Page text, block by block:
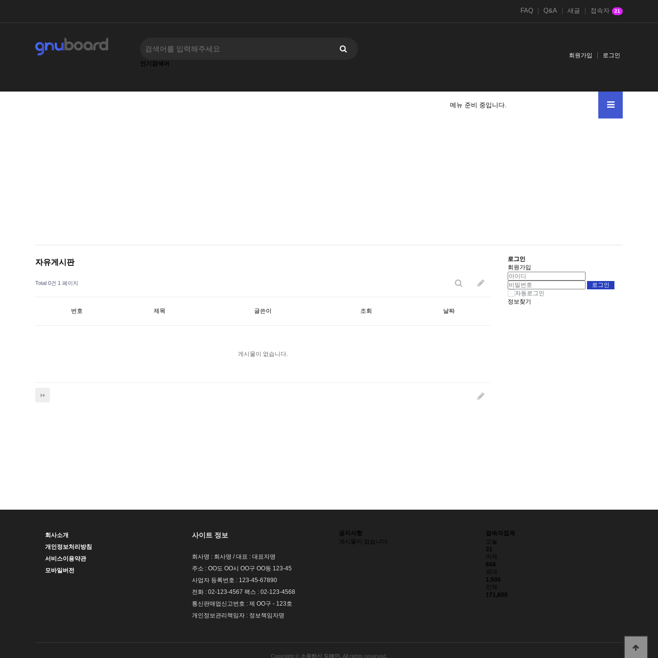
FAQ Q&A 새글 접속자 21
인기검색어
회원가입 로그인
메뉴 준비 중입니다.
자유게시판
Total 0건 1 페이지
번호 제목 글쓴이 조회 날짜
게시물이 없습니다.
로그인
회원가입
자동로그인
정보찾기
회사소개
개인정보처리방침
서비스이용약관
모바일버전
사이트 정보
회사명 : 회사명 / 대표 : 대표자명
주소 : OO도 OO시 OO구 OO동 123-45
사업자 등록번호 : 123-45-67890
전화 : 02-123-4567 팩스 : 02-123-4568
통신판매업신고번호 : 제 OO구 - 123호
개인정보관리책임자 : 정보책임자명
공지사항
게시물이 없습니다.
접속자집계
오늘
31
어제
668
최대
1,500
전체
171,608
Copyright © 소유하신 도메인. All rights reserved.